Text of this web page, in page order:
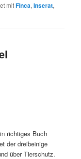
mitFinca,Inserat,
richtiges Buch
der dreibeinige
über Tierschutz.